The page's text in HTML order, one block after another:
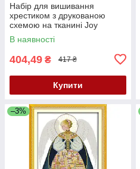
Набір для вишивання
хрестиком з друкованою
схемою на тканині Joy
Sunday Олені у зимовому лісі
DA267
В наявності
404,49 ₴ 417 ₴
Купити
–3%